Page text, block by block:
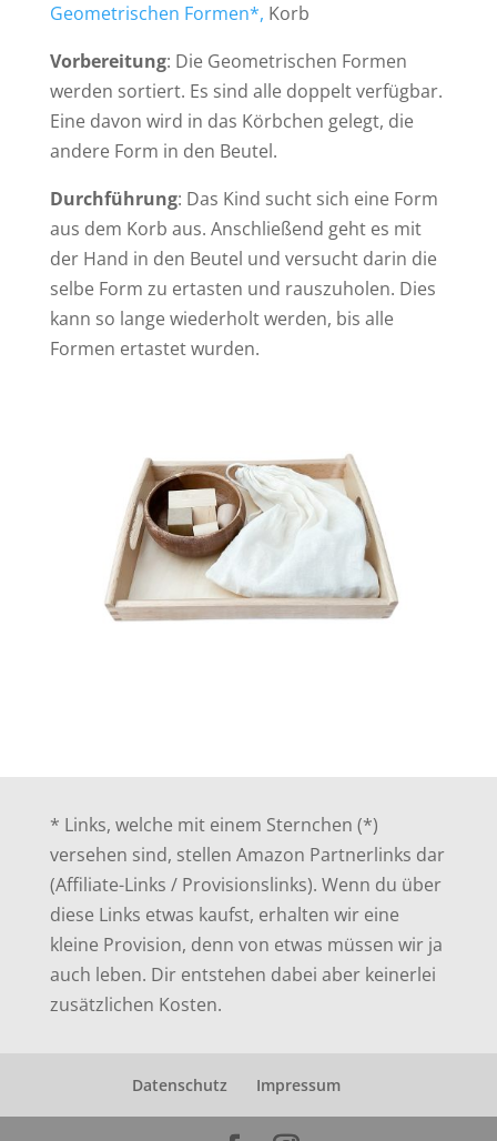
Geometrischen Formen*, Korb
Vorbereitung: Die Geometrischen Formen
werden sortiert. Es sind alle doppelt verfügbar.
Eine davon wird in das Körbchen gelegt, die
andere Form in den Beutel.
Durchführung: Das Kind sucht sich eine Form
aus dem Korb aus. Anschließend geht es mit
der Hand in den Beutel und versucht darin die
selbe Form zu ertasten und rauszuholen. Dies
kann so lange wiederholt werden, bis alle
Formen ertastet wurden.
* Links, welche mit einem Sternchen (*)
versehen sind, stellen Amazon Partnerlinks dar
(Affiliate-Links / Provisionslinks). Wenn du über
diese Links etwas kaufst, erhalten wir eine
kleine Provision, denn von etwas müssen wir ja
auch leben. Dir entstehen dabei aber keinerlei
zusätzlichen Kosten.
Datenschutz Impressum